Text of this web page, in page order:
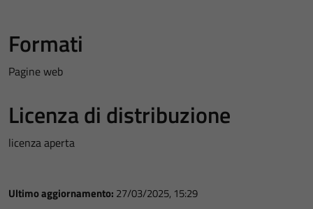
Formati
Pagine web
Licenza di distribuzione
licenza aperta
Ultimo aggiornamento: 27/03/2025, 15:29